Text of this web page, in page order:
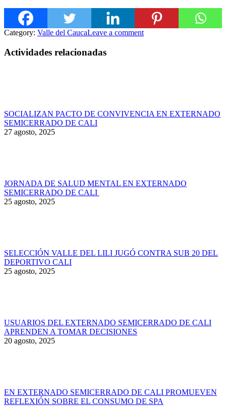
Category: Valle del CaucaLeave a comment
Actividades relacionadas
SOCIALIZAN PACTO DE CONVIVENCIA EN EXTERNADO
SEMICERRADO DE CALI
27 agosto, 2025
JORNADA DE SALUD MENTAL EN EXTERNADO
SEMICERRADO DE CALI
25 agosto, 2025
SELECCIÓN VALLE DEL LILI JUGÓ CONTRA SUB 20 DEL
DEPORTIVO CALI
25 agosto, 2025
USUARIOS DEL EXTERNADO SEMICERRADO DE CALI
APRENDEN A TOMAR DECISIONES
20 agosto, 2025
EN EXTERNADO SEMICERRADO DE CALI PROMUEVEN
REFLEXIÓN SOBRE EL CONSUMO DE SPA